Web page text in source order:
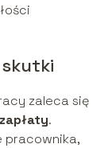
skutki
zaleca się
.
pracownika,